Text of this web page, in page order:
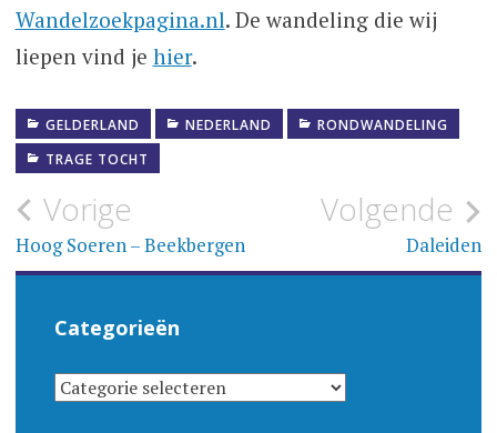
Wandelzoekpagina.nl. De wandeling die wij
liepen vind je hier.
GELDERLAND NEDERLAND
RONDWANDELING
TRAGE TOCHT
Bericht
navigatie
Vorige
Hoog Soeren – Beekbergen
Volgende
Daleiden
Categorieën
CATEGORIEËN